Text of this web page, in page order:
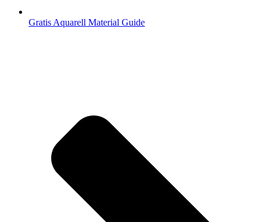
Gratis Aquarell Material Guide